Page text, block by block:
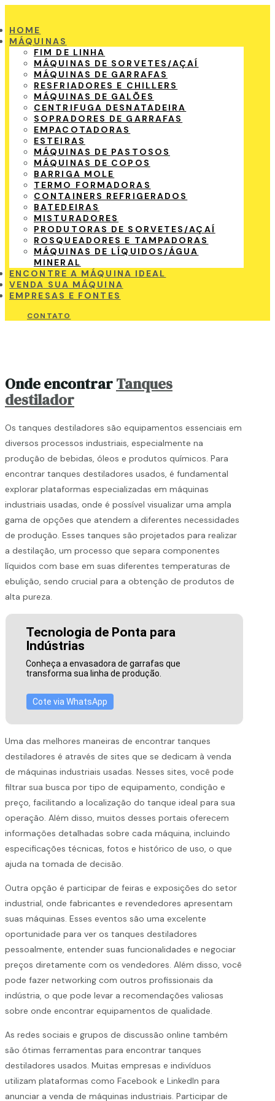
HOME
MÁQUINAS
FIM DE LINHA
MÁQUINAS DE SORVETES/AÇAÍ
MÁQUINAS DE GARRAFAS
RESFRIADORES E CHILLERS
MÁQUINAS DE GALÕES
CENTRIFUGA DESNATADEIRA
SOPRADORES DE GARRAFAS
EMPACOTADORAS
ESTEIRAS
MÁQUINAS DE PASTOSOS
MÁQUINAS DE COPOS
BARRIGA MOLE
TERMO FORMADORAS
CONTAINERS REFRIGERADOS
BATEDEIRAS
MISTURADORES
PRODUTORAS DE SORVETES/AÇAÍ
ROSQUEADORES E TAMPADORAS
MÁQUINAS DE LÍQUIDOS/ÁGUA
MINERAL
ENCONTRE A MÁQUINA IDEAL
VENDA SUA MÁQUINA
EMPRESAS E FONTES
CONTATO
Onde encontrarTanques
destilador
Os tanques destiladores são equipamentos essenciais em
diversos processos industriais, especialmente na
produção de bebidas, óleos e produtos químicos. Para
encontrar tanques destiladores usados, é fundamental
explorar plataformas especializadas em máquinas
industriais usadas, onde é possível visualizar uma ampla
gama de opções que atendem a diferentes necessidades
de produção. Esses tanques são projetados para realizar
a destilação, um processo que separa componentes
líquidos com base em suas diferentes temperaturas de
ebulição, sendo crucial para a obtenção de produtos de
alta pureza.
Tecnologia de Ponta para
Indústrias
Conheça a envasadora de garrafas que
transforma sua linha de produção.
Cote via WhatsApp
Uma das melhores maneiras de encontrar tanques
destiladores é através de sites que se dedicam à venda
de máquinas industriais usadas. Nesses sites, você pode
filtrar sua busca por tipo de equipamento, condição e
preço, facilitando a localização do tanque ideal para sua
operação. Além disso, muitos desses portais oferecem
informações detalhadas sobre cada máquina, incluindo
especificações técnicas, fotos e histórico de uso, o que
ajuda na tomada de decisão.
Outra opção é participar de feiras e exposições do setor
industrial, onde fabricantes e revendedores apresentam
suas máquinas. Esses eventos são uma excelente
oportunidade para ver os tanques destiladores
pessoalmente, entender suas funcionalidades e negociar
preços diretamente com os vendedores. Além disso, você
pode fazer networking com outros profissionais da
indústria, o que pode levar a recomendações valiosas
sobre onde encontrar equipamentos de qualidade.
As redes sociais e grupos de discussão online também
são ótimas ferramentas para encontrar tanques
destiladores usados. Muitas empresas e indivíduos
utilizam plataformas como Facebook e LinkedIn para
anunciar a venda de máquinas industriais. Participar de